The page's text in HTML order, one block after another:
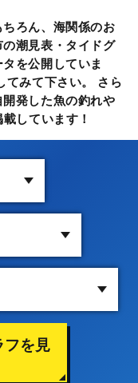
ろん、海関係のお
潮見表・タイドグ
を公開していま
てみて下さい。 さら
発した魚の釣れや
しています！
フを見